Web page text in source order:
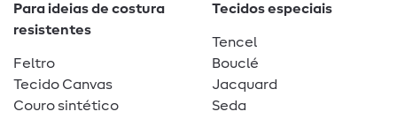
Para ideias de costura
resistentes
Feltro
Tecido Canvas
Couro sintético
Tecidos especiais
Tencel
Bouclé
Jacquard
Seda